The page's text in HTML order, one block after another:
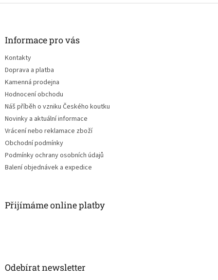
Informace pro vás
Kontakty
Doprava a platba
Kamenná prodejna
Hodnocení obchodu
Náš příběh o vzniku Českého koutku
Novinky a aktuální informace
Vrácení nebo reklamace zboží
Obchodní podmínky
Podmínky ochrany osobních údajů
Balení objednávek a expedice
Přijímáme online platby
Odebírat newsletter